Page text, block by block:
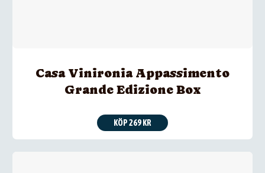
Casa Vinironia Appassimento
Grande Edizione Box
KÖP 269 KR